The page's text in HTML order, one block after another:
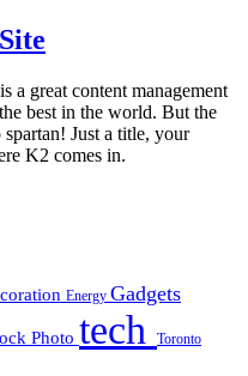
a great content management
best in the world. But the
Just a title, your
K2 comes in.
Energy Gadgets
Photo tech Toronto